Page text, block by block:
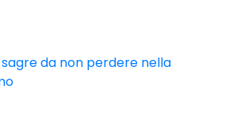
da non perdere nella